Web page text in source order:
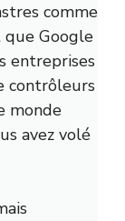
comme
que Google
entreprises
contrôleurs
monde
avez volé